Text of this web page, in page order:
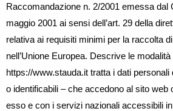
Raccomandazione n. 2/2001 emessa dal
maggio 2001 ai sensi dell’art. 29 della
relativa ai requisiti minimi per la raccolta
nell’Unione Europea. Descrive le
https://www.stauda.it tratta i dati personali
o identificabili – che accedono al sito web
esso e con i servizi nazionali accessibili